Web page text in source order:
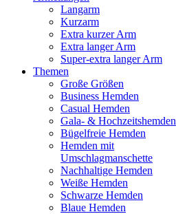
Langarm
Kurzarm
Extra kurzer Arm
Extra langer Arm
Super-extra langer Arm
Themen
Große Größen
Business Hemden
Casual Hemden
Gala- & Hochzeitshemden
Bügelfreie Hemden
Hemden mit
Umschlagmanschette
Nachhaltige Hemden
Weiße Hemden
Schwarze Hemden
Blaue Hemden